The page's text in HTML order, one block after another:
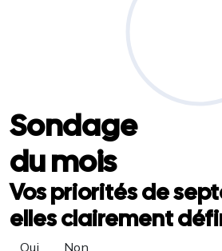
Sondage
du mois
Vos priorités de
elles clairement
Oui Non